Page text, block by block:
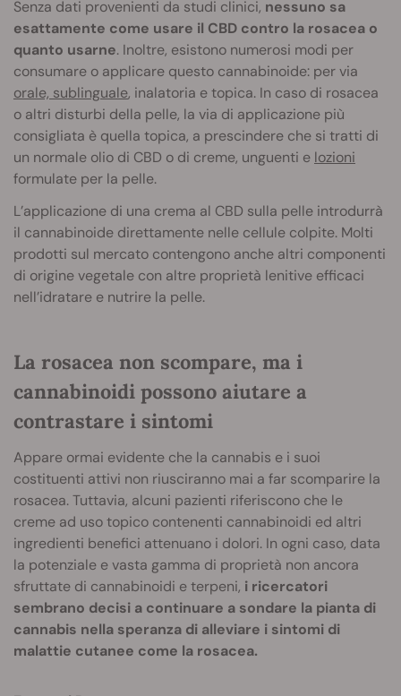
Senza dati provenienti da studi clinici, nessuno sa
esattamente come usare il CBD contro la rosacea o
quanto usarne. Inoltre, esistono numerosi modi per
consumare o applicare questo cannabinoide: per via
orale, sublinguale, inalatoria e topica. In caso di rosacea
o altri disturbi della pelle, la via di applicazione più
consigliata è quella topica, a prescindere che si tratti di
un normale olio di CBD o di creme, unguenti e lozioni
formulate per la pelle.
L’applicazione di una crema al CBD sulla pelle introdurrà
il cannabinoide direttamente nelle cellule colpite. Molti
prodotti sul mercato contengono anche altri componenti
di origine vegetale con altre proprietà lenitive efficaci
nell’idratare e nutrire la pelle.
La rosacea non scompare, ma i
cannabinoidi possono aiutare a
contrastare i sintomi
Appare ormai evidente che la cannabis e i suoi
costituenti attivi non riusciranno mai a far scomparire la
rosacea. Tuttavia, alcuni pazienti riferiscono che le
creme ad uso topico contenenti cannabinoidi ed altri
ingredienti benefici attenuano i dolori. In ogni caso, data
la potenziale e vasta gamma di proprietà non ancora
sfruttate di cannabinoidi e terpeni, i ricercatori
sembrano decisi a continuare a sondare la pianta di
cannabis nella speranza di alleviare i sintomi di
malattie cutanee come la rosacea.